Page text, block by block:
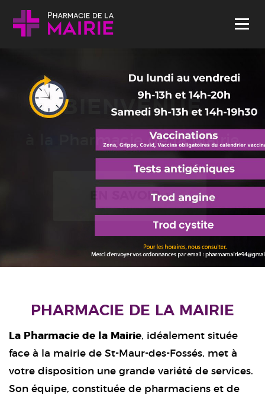
Skip to content
Menu
BIENVENUE
à la Pharmacie de la Mairie
EN SAVOIR +
PHARMACIE DE LA MAIRIE
La Pharmacie de la Mairie, idéalement située
face à la mairie de St-Maur-des-Fossés, met à
votre disposition une grande variété de services.
Son équipe, constituée de pharmaciens et de